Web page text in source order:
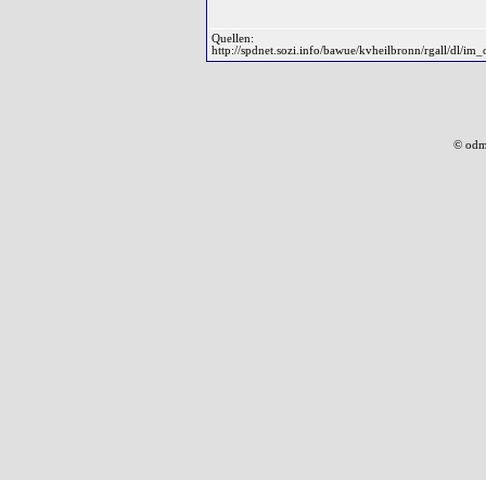
Quellen:
http://spdnet.sozi.info/bawue/kvheilbronn/rgall/dl/
©